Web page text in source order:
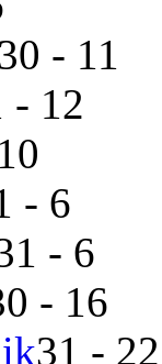
- 11
- 12
- 6
- 6
- 16
31 - 22